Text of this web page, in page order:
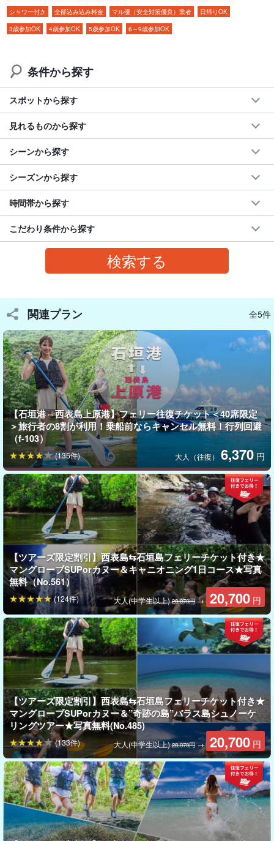
フェリーチケット付き
国内最大規模の西表島のマングローブ林をSUPorカヌーで楽しも
う☆
西表島が「日本最後の秘境
ず！小さなお子様も一緒に楽しめるのでお気軽にご参加ください
ね。
【NEW】累計参加人数30万人突破！
◆1日40名限定の当サイトオリジナルプラン
◆マル優（安全対策優良）業者
◆写真データ無料付き
◆ツアー参加者特典ページプレゼント
◆水難救助員の資格を持ったガイドがサポート
石垣島ツアーズ限定特典！
石垣島⇄西表島フェリー乗船券付き
当プランにはツアー料金にフェリー往復乗船券も含まれているの
で別途購入する必要がありません！
＊おすすめポイント＊
通常価格SUP（カヌー）体験8,900円+往復フェリー乗船券
（石垣島⇄西表島上原港）6,370円＝1名様15,270円のところ
を 13,600円の格安価格でご提供！！
アクティビティとフェリーそれぞれ単品でご購入（ご予約）
いただくよりも断然お安くなっています。
シャワー付き
全部込み込み料金 マル優（安全対策優良）業者
日帰りOK
3歳参加OK
4歳参加OK 5歳参加OK 6～9歳参加OK
条件から探す
スポットから探す
見れるものから探す
シーンから探す
シーズンから探す
時間帯から探す
こだわり条件から探す
関連プラン 全5件
【石垣港⇔西表島上原港】フェリー往復チケット＜40席限定
＞旅行者の8割が利用！乗船前ならキャンセル無料！行列回避
（f-103）
大人（往復） 6,370 円
(135件)
【ツアーズ限定割引】西表島⇆石垣島フェリーチケット付き★
マングローブSUPorカヌー＆キャニオニング1日コース★写真
無料（No.561）
大人(中学生以上)28,070円→ 20,700 円
(124件)
【ツアーズ限定割引】西表島⇆石垣島フェリーチケット付き★
マングローブSUPorカヌー＆”奇跡の島”バラス島シュノーケ
リングツアー★写真無料(No.485)
大人(中学生以上)28,070円→ 20,700 円
(133件)